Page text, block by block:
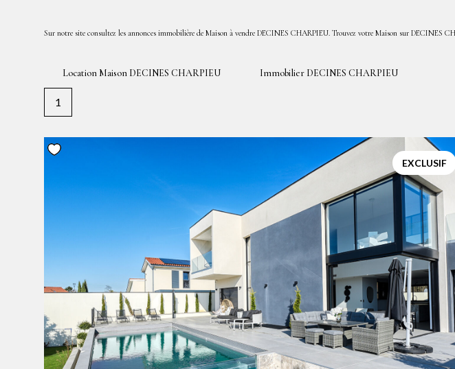
Sur notre site consultez les annonces immobilière de Maison à vendre DECINES CHARPIEU. Trouvez votre Maison sur DECINES
Location Maison DECINES CHARPIEU Immobilier DECINES CHARPIEU
1
EXCLUSIF